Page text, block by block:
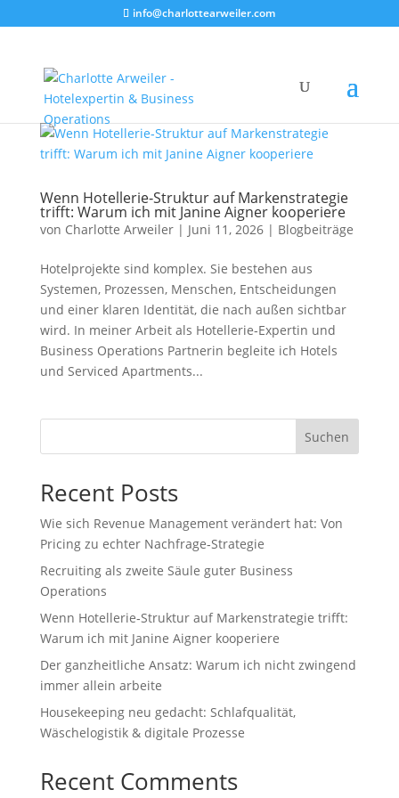
info@charlottearweiler.com
Wenn Hotellerie‑Struktur auf Markenstrategie
trifft: Warum ich mit Janine Aigner kooperiere
von Charlotte Arweiler| Juni 11, 2026| Blogbeiträge
Hotelprojekte sind komplex. Sie bestehen aus
Systemen, Prozessen, Menschen, Entscheidungen
und einer klaren Identität, die nach außen sichtbar
wird. In meiner Arbeit als Hotellerie‑Expertin und
Business Operations Partnerin begleite ich Hotels
und Serviced Apartments...
Suchen
Recent Posts
Wie sich Revenue Management verändert hat: Von
Pricing zu echter Nachfrage‑Strategie
Recruiting als zweite Säule guter Business
Operations
Wenn Hotellerie‑Struktur auf Markenstrategie trifft:
Warum ich mit Janine Aigner kooperiere
Der ganzheitliche Ansatz: Warum ich nicht zwingend
immer allein arbeite
Housekeeping neu gedacht: Schlafqualität,
Wäschelogistik & digitale Prozesse
Recent Comments